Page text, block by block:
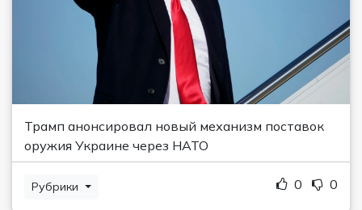
Трамп анонсировал новый механизм поставок
оружия Украине через НАТО
Рубрики 0 0